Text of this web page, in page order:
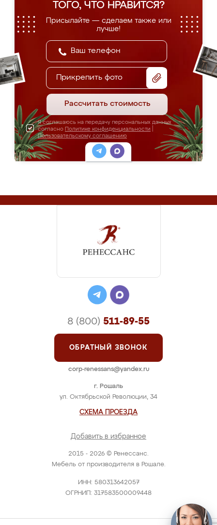
ТОГО, ЧТО НРАВИТСЯ?
Присылайте — сделаем также или
лучше!
Прикрепить фото
Рассчитать стоимость
Я соглашаюсь на передачу персональных данных
согласно Политике конфиденциальности
Пользовательскому соглашению
2015 - 2026 © Ренессанс.
Мебель от производителя в Рошале.
ИНН: 580313642057
ОГРНИП: 317583500009448
г. Рошаль
ул. Октябрьской Революции, 34
СХЕМА ПРОЕЗДА
Добавить в избранное
8 (800) 511-89-55
ОБРАТНЫЙ ЗВОНОК
corp-renessans@yandex.ru